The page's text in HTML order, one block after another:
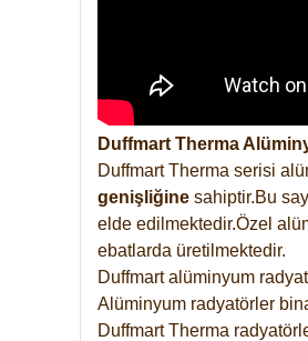
Duffmart Therma
Duffmart Therma serisi
genişliğine sahiptir.Bu
elde edilmektedir.Özel
ebatlarda üretilmektedir.
Duffmart alüminyum
Alüminyum radyatörler
Duffmart Therma